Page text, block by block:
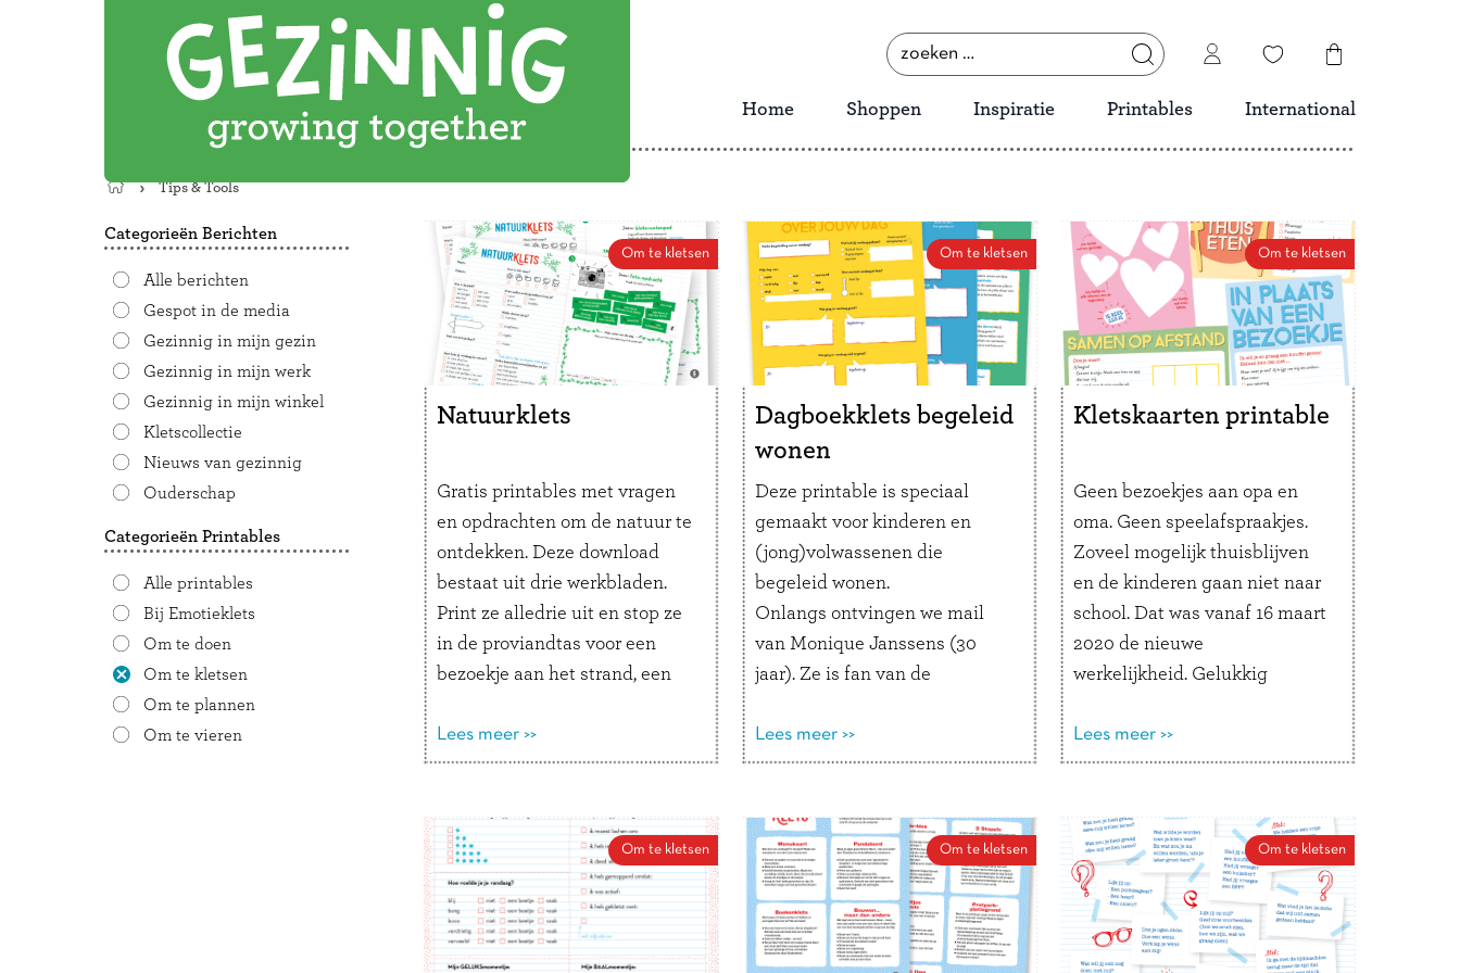
zoeken
naar:
Home Shoppen Inspiratie Printables International
Terug
de
Tips & Tools
Categorieën Berichten
Alle berichten
Gespot in de media
Gezinnig in mijn gezin
Gezinnig in mijn werk
Gezinnig in mijn winkel
Kletscollectie
Nieuws van gezinnig
Ouderschap
Categorieën Printables
Alle printables
Bij Emotieklets
Om te doen
Om te kletsen
Om te plannen
Om te vieren
Om te kletsen
Natuurklets
Gratis printables met vragen
en opdrachten om de natuur te
ontdekken. Deze download
bestaat uit drie werkbladen.
Print ze alledrie uit en stop ze
in de proviandtas voor een
bezoekje aan het strand, een
ondergrond voel je aan je
voeten? Hoe ziet de flora en
logboek. Maak een foto of
tekening van de ‘schat van de
dag’ en voer leuke opdrachten
uit.
Lekker de natuur in. Dat
Lees meer >>
Om te kletsen
Dagboekklets begeleid
wonen
Deze printable is speciaal
gemaakt voor kinderen en
(jong)volwassenen die
begeleid wonen.
Onlangs ontvingen we mail
van Monique Janssens (30
jaar). Ze is fan van de
super veel. Ook kwam ze met
een verzoek: ‘Ik woon begeleid
invulboekje maken waarin je
bijvoorbeeld kan noteren wie je
als begeleiding had vandaag.
Dat zou ik heel leuk vinden.’
Dat vonden wij een prachtig
Lees meer >>
Om te kletsen
Kletskaarten printable
Geen bezoekjes aan opa en
oma. Geen speelafspraakjes.
Zoveel mogelijk thuisblijven
en de kinderen gaan niet naar
school. Dat was vanaf 16 maart
2020 de nieuwe
werkelijkheid. Gelukkig
facetimen én bezorgt de post
nog steeds kaartjes en brieven.
gemaakt. Print en knip ze uit,
plak ze op karton of een A4tje
en maak iemand blij met echte
post.
In plaats van een bezoekje
Lees meer >>
Om te kletsen Om te kletsen Om te kletsen